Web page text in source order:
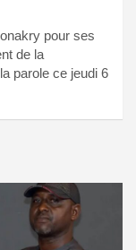
pour ses
de la
parole ce jeudi 6